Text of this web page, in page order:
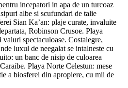
incepatori in apa de un turcoaz
albe si scufundari de talie
Sian Ka’an: plaje curate, invaluite
Robinson Crusoe. Playa
spectaculoase. Costalegre,
luxul de neegalat se intalneste cu
un banc de nisip de culoarea
Playa Norte Celestun: mese
a biosferei din apropiere, cu mii de